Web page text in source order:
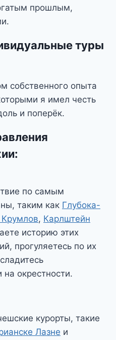
прошлым,
туры
собственного опыта
я имел честь
и поперёк.
по самым
таким как Глубока-
, Карлштейн
историю этих
прогуляетесь по их
окрестности.
курорты, такие
Лазне и